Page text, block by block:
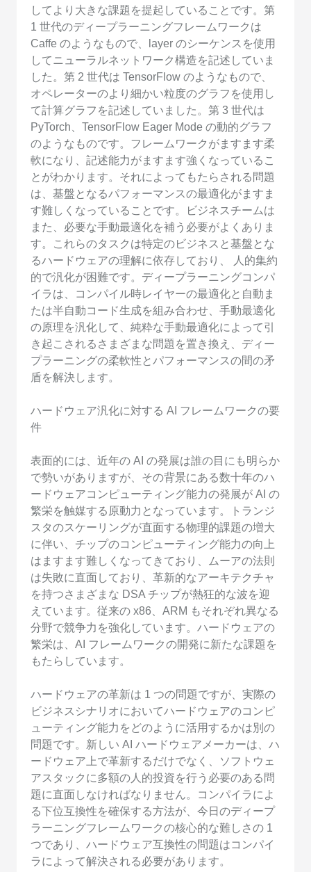
してより大きな課題を提起していることです。第
1 世代のディープラーニングフレームワークは
Caffe のようなもので、layer のシーケンスを使用
してニューラルネットワーク構造を記述していま
した。第 2 世代は TensorFlow のようなもので、
オペレーターのより細かい粒度のグラフを使用し
て計算グラフを記述していました。第 3 世代は
PyTorch、TensorFlow Eager Mode の動的グラフ
のようなものです。フレームワークがますます柔
軟になり、記述能力がますます強くなっているこ
とがわかります。それによってもたらされる問題
は、基盤となるパフォーマンスの最適化がますま
す難しくなっていることです。ビジネスチームは
また、必要な手動最適化を補う必要がよくありま
す。これらのタスクは特定のビジネスと基盤とな
るハードウェアの理解に依存しており、 人的集約
的で汎化が困難です。ディープラーニングコンパ
イラは、コンパイル時レイヤーの最適化と自動ま
たは半自動コード生成を組み合わせ、手動最適化
の原理を汎化して、純粋な手動最適化によって引
き起こされるさまざまな問題を置き換え、ディー
プラーニングの柔軟性とパフォーマンスの間の矛
盾を解決します。
ハードウェア汎化に対する AI フレームワークの要
件
表面的には、近年の AI の発展は誰の目にも明らか
で勢いがありますが、その背景にある数十年のハ
ードウェアコンピューティング能力の発展が AI の
繁栄を触媒する原動力となっています。トランジ
スタのスケーリングが直面する物理的課題の増大
に伴い、チップのコンピューティング能力の向上
はますます難しくなってきており、ムーアの法則
は失敗に直面しており、革新的なアーキテクチャ
を持つさまざまな DSA チップが熱狂的な波を迎
えています。従来の x86、ARM もそれぞれ異なる
分野で競争力を強化しています。ハードウェアの
繁栄は、AI フレームワークの開発に新たな課題を
もたらしています。
ハードウェアの革新は 1 つの問題ですが、実際の
ビジネスシナリオにおいてハードウェアのコンピ
ューティング能力をどのように活用するかは別の
問題です。新しい AI ハードウェアメーカーは、ハ
ードウェア上で革新するだけでなく、ソフトウェ
アスタックに多額の人的投資を行う必要のある問
題に直面しなければなりません。コンパイラによ
る下位互換性を確保する方法が、今日のディープ
ラーニングフレームワークの核心的な難しさの 1
つであり、ハードウェア互換性の問題はコンパイ
ラによって解決される必要があります。